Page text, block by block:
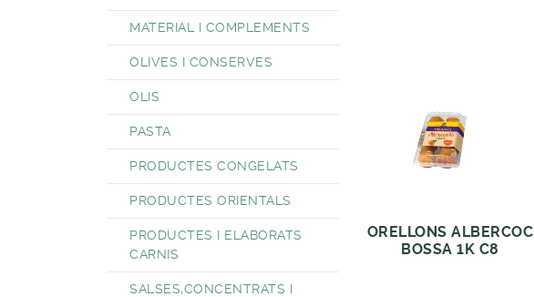
MATERIAL I COMPLEMENTS
OLIVES I CONSERVES
OLIS
PASTA
PRODUCTES CONGELATS
PRODUCTES ORIENTALS
PRODUCTES I ELABORATS
CARNIS
SALSES,CONCENTRATS I
ORELLONS ALBERCOC
BOSSA 1K C8